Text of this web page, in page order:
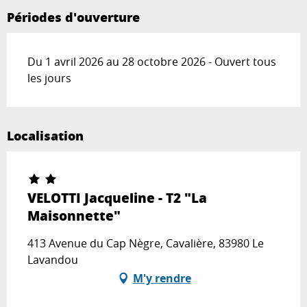
Périodes d'ouverture
Du 1 avril 2026 au 28 octobre 2026 - Ouvert tous
les jours
Localisation
VELOTTI Jacqueline - T2 "La
Maisonnette"
413 Avenue du Cap Nègre, Cavalière, 83980 Le
Lavandou
M'y rendre